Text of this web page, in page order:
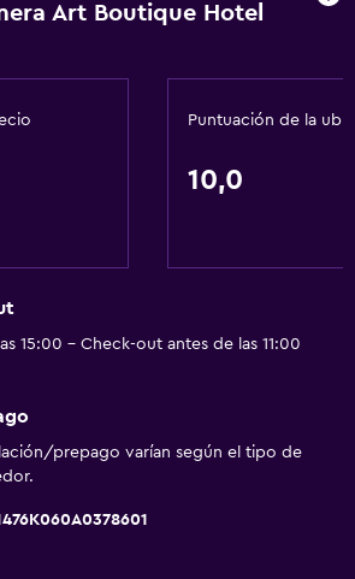
las instalaciones
Art Boutique Hotel
Puntuación de la
10,0
15:00 - Check-out antes de las 11:00
prepago varían según el tipo de